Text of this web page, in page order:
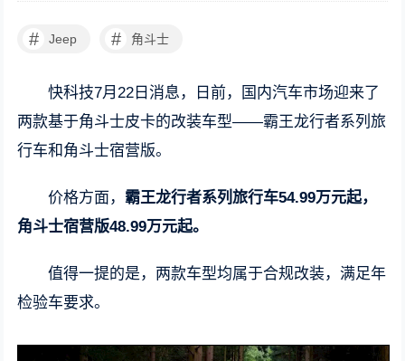
# Jeep # 角斗士
快科技7月22日消息，日前，国内汽车市场迎来了
两款基于角斗士皮卡的改装车型——霸王龙行者系列旅
行车和角斗士宿营版。
价格方面，霸王龙行者系列旅行车54.99万元起，
角斗士宿营版48.99万元起。
值得一提的是，两款车型均属于合规改装，满足年
检验车要求。